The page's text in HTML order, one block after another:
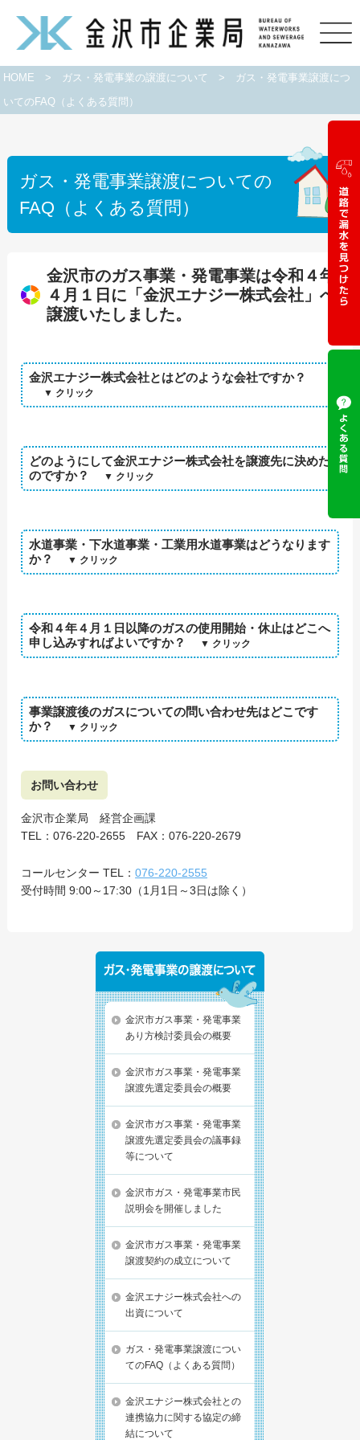
HOME > ガス・発電事業の譲渡について >
ガス・発電事業譲渡につ
いてのFAQ（よくある質問）
ガス・発電事業譲渡についての
FAQ（よくある質問）
金沢市のガス事業・発電事業は令和４年
４月１日に「金沢エナジー株式会社」へ
譲渡いたしました。
金沢エナジー株式会社とはどのような会社ですか？
どのようにして金沢エナジー株式会社を譲渡先に決めた
のですか？
水道事業・下水道事業・工業用水道事業はどうなります
か？
令和４年４月１日以降のガスの使用開始・休止はどこへ
申し込みすればよいですか？
事業譲渡後のガスについての問い合わせ先はどこです
か？
お問い合わせ
金沢市企業局 経営企画課
TEL：076-220-2655 FAX：076-220-2679
コールセンター TEL：076-220-2555
受付時間 9:00～17:30（1月1日～3日は除く）
金沢市ガス事業・発電事業
あり方検討委員会の概要
金沢市ガス事業・発電事業
譲渡先選定委員会の概要
金沢市ガス事業・発電事業
譲渡先選定委員会の議事録
等について
金沢市ガス・発電事業市民
説明会を開催しました
金沢市ガス事業・発電事業
譲渡契約の成立について
金沢エナジー株式会社への
出資について
ガス・発電事業譲渡につい
てのFAQ（よくある質問）
金沢エナジー株式会社との
連携協力に関する協定の締
結について